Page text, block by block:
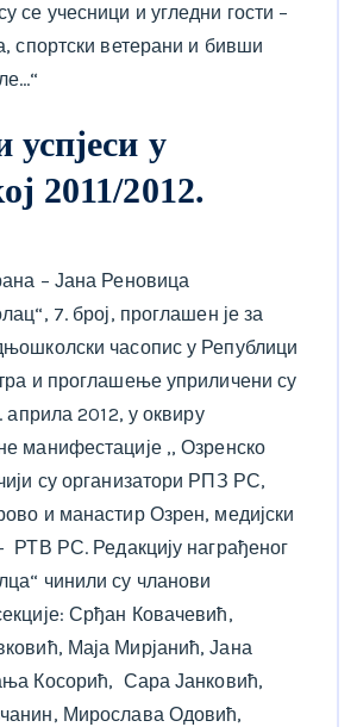
се учесници и угледни гости –
спортски ветерани и бивши
успјеси у
2011/2012.
– Јана Реновица
7. број, проглашен је за
часопис у Републици
и проглашење уприличени су
априла 2012, у оквиру
манифестације ,, Озренско
су организатори РПЗ РС,
и манастир Озрен, медијски
РТВ РС. Редакцију награђеног
чинили су чланови
Срђан Ковачевић,
Маја Мирјанић, Јана
Косорић, Сара Јанковић,
Мирослава Одовић,